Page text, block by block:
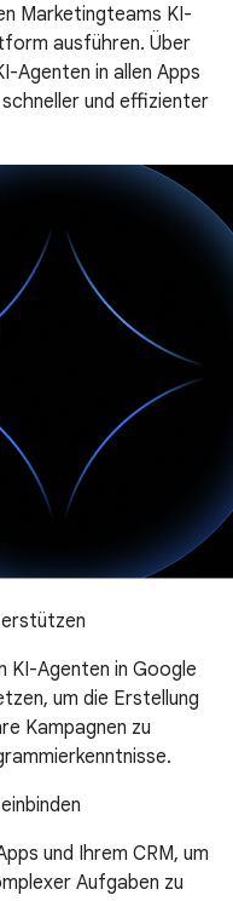
Marketingteams KI-
ausführen. Über
Agenten in allen Apps
und effizienter
KI-Agenten in Google
um die Erstellung
Kampagnen zu
und Ihrem CRM, um
Aufgaben zu